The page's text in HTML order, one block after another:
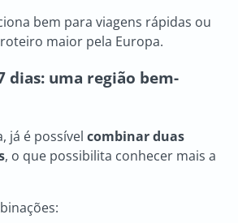
bem para viagens rápidas ou
maior pela Europa.
dias: uma região bem-
já é possívelcombinar duas
, o que possibilita conhecer mais a